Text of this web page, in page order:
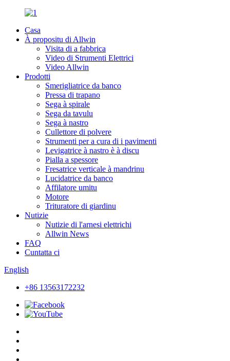
Casa
À propositu di Allwin
Visita di a fabbrica
Video di Strumenti Elettrici
Video Allwin
Prodotti
Smerigliatrice da banco
Pressa di trapano
Sega à spirale
Sega da tavulu
Sega à nastro
Cullettore di polvere
Strumenti per a cura di i pavimenti
Levigatrice à nastro è à discu
Pialla a spessore
Fresatrice verticale à mandrinu
Lucidatrice da banco
Affilatore umitu
Motore
Trituratore di giardinu
Nutizie
Nutizie di l'arnesi elettrichi
Allwin News
FAQ
Cuntatta ci
English
+86 13563172232